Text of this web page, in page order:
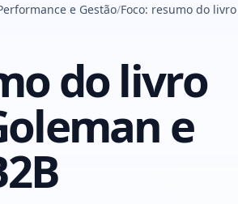
e Gestão Foco: resumo do
do livro
e